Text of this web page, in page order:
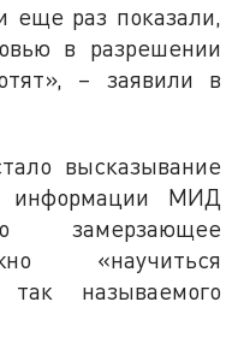
еще раз показали,
в разрешении
– заявили в
высказывание
информации МИД
«научиться
называемого